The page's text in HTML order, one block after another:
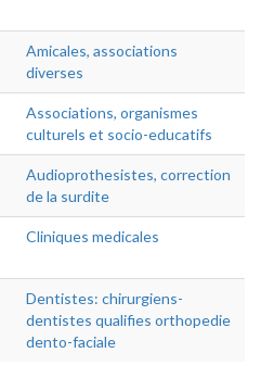
Amicales, associations
diverses
Associations, organismes
culturels et socio-educatifs
Audioprothesistes, correction
de la surdite
Cliniques medicales
Dentistes: chirurgiens-
dentistes qualifies orthopedie
dento-faciale